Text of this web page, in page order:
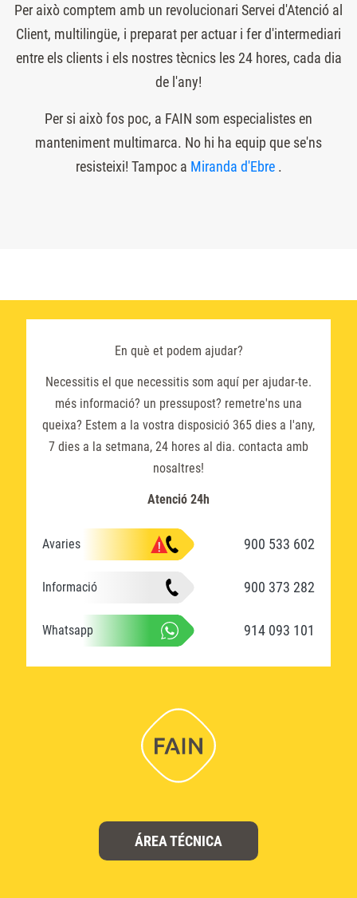
Per això comptem amb un revolucionari Servei d'Atenció al
Client, multilingüe, i preparat per actuar i fer d'intermediari
entre els clients i els nostres tècnics les 24 hores, cada dia
de l'any!
Per si això fos poc, a FAIN som especialistes en
manteniment multimarca. No hi ha equip que se'ns
resisteixi! Tampoc a Miranda d'Ebre.
En què et podem ajudar?
Necessitis el que necessitis som aquí per ajudar-te.
més informació? un pressupost? remetre'ns una
queixa? Estem a la vostra disposició 365 dies a l'any,
7 dies a la setmana, 24 hores al dia. contacta amb
nosaltres!
Atenció 24h
Avaries 900 533 602
Informació 900 373 282
Whatsapp 914 093 101
ÁREA TÉCNICA